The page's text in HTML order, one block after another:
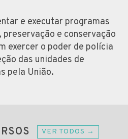
e executar programas
e conservação
exercer o poder de polícia
das unidades de
pela União.
VER TODOS →